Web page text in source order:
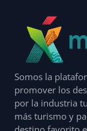
Somos la
promover los
por la industria
más turismo y